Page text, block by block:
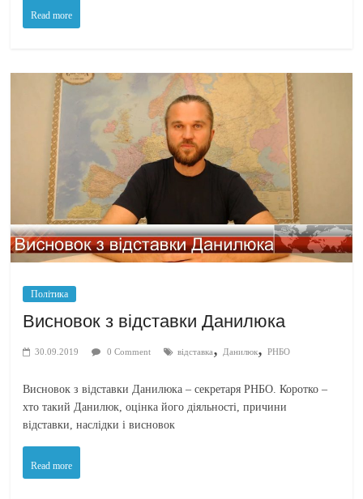
Read more
Політика
Висновок з відставки Данилюка
30.09.2019 0 Comment відставка, Данилюк,РНБО
Висновок з відставки Данилюка – секретаря РНБО. Коротко –
хто такий Данилюк, оцінка його діяльності, причини
відставки, наслідки і висновок
Read more